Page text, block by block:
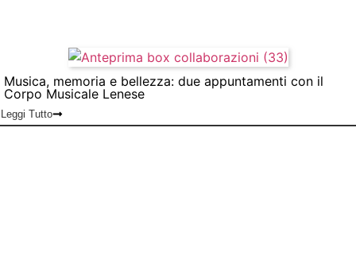
Musica, memoria e bellezza: due appuntamenti con il
Corpo Musicale Lenese
Leggi Tutto